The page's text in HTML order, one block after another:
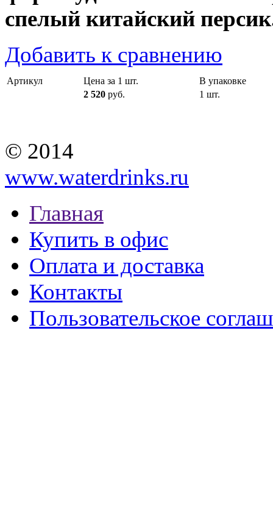
спелый китайский
Добавить к сравнению
Артикул Цена за 1 шт.
В упаковке
2 520 руб. 1 шт.
© 2014
www.waterdrinks.ru
Главная
Купить в офис
Оплата и доставка
Контакты
Пользовательское